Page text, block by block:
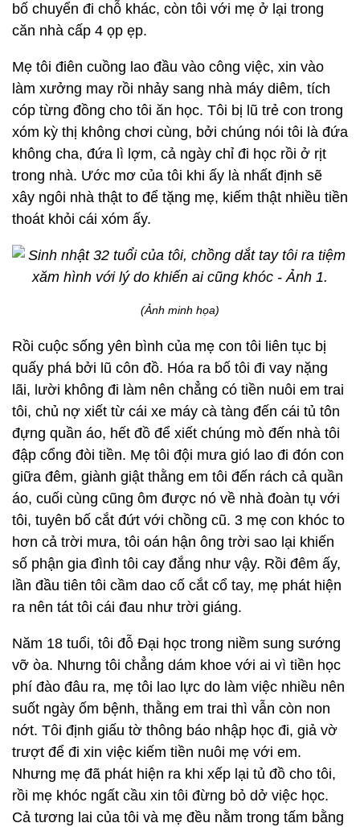
bố chuyển đi chỗ khác, còn tôi với mẹ ở lại trong
căn nhà cấp 4 ọp ẹp.
Mẹ tôi điên cuồng lao đầu vào công việc, xin vào
làm xưởng may rồi nhảy sang nhà máy diêm, tích
cóp từng đồng cho tôi ăn học. Tôi bị lũ trẻ con trong
xóm kỳ thị không chơi cùng, bởi chúng nói tôi là đứa
không cha, đứa lì lợm, cả ngày chỉ đi học rồi ở rịt
trong nhà. Ước mơ của tôi khi ấy là nhất định sẽ
xây ngôi nhà thật to để tặng mẹ, kiếm thật nhiều tiền
thoát khỏi cái xóm ấy.
(Ảnh minh họa)
Rồi cuộc sống yên bình của mẹ con tôi liên tục bị
quấy phá bởi lũ côn đồ. Hóa ra bố tôi đi vay nặng
lãi, lười không đi làm nên chẳng có tiền nuôi em trai
tôi, chủ nợ xiết từ cái xe máy cà tàng đến cái tủ tôn
đựng quần áo, hết đồ để xiết chúng mò đến nhà tôi
đập cổng đòi tiền. Mẹ tôi đội mưa gió lao đi đón con
giữa đêm, giành giật thằng em tôi đến rách cả quần
áo, cuối cùng cũng ôm được nó về nhà đoàn tụ với
tôi, tuyên bố cắt đứt với chồng cũ. 3 mẹ con khóc to
hơn cả trời mưa, tôi oán hận ông trời sao lại khiến
số phận gia đình tôi cay đắng như vậy. Rồi đêm ấy,
lần đầu tiên tôi cầm dao cố cắt cổ tay, mẹ phát hiện
ra nên tát tôi cái đau như trời giáng.
Năm 18 tuổi, tôi đỗ Đại học trong niềm sung sướng
vỡ òa. Nhưng tôi chẳng dám khoe với ai vì tiền học
phí đào đâu ra, mẹ tôi lao lực do làm việc nhiều nên
suốt ngày ốm bệnh, thằng em trai thì vẫn còn non
nớt. Tôi định giấu tờ thông báo nhập học đi, giả vờ
trượt để đi xin việc kiếm tiền nuôi mẹ với em.
Nhưng mẹ đã phát hiện ra khi xếp lại tủ đồ cho tôi,
rồi mẹ khóc ngất cầu xin tôi đừng bỏ dở việc học.
Cả tương lai của tôi và mẹ đều nằm trong tấm bằng